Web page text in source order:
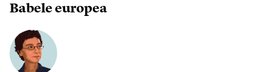
Babele europea